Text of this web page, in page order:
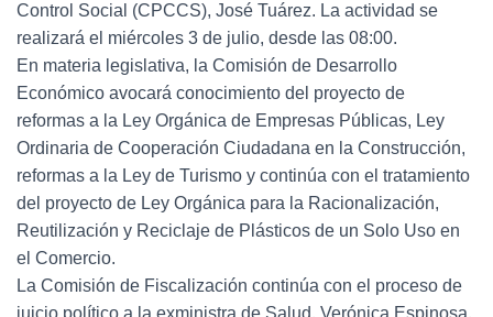
Control Social (CPCCS), José Tuárez. La actividad se
realizará el miércoles 3 de julio, desde las 08:00.
En materia legislativa, la Comisión de Desarrollo
Económico avocará conocimiento del proyecto de
reformas a la Ley Orgánica de Empresas Públicas, Ley
Ordinaria de Cooperación Ciudadana en la Construcción,
reformas a la Ley de Turismo y continúa con el tratamiento
del proyecto de Ley Orgánica para la Racionalización,
Reutilización y Reciclaje de Plásticos de un Solo Uso en
el Comercio.
La Comisión de Fiscalización continúa con el proceso de
juicio político a la exministra de Salud, Verónica Espinosa,